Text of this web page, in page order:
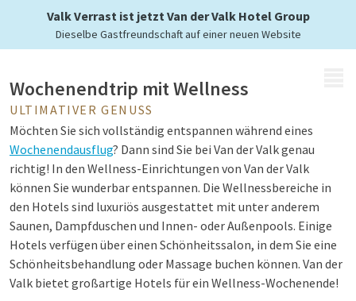
Valk Verrast ist jetzt Van der Valk Hotel Group
Dieselbe Gastfreundschaft auf einer neuen Website
Wellness
Wochenendtrip mit Wellness
ULTIMATIVER GENUSS
Möchten Sie sich vollständig entspannen während eines
Wochenendausflug? Dann sind Sie bei Van der Valk genau
richtig! In den Wellness-Einrichtungen von Van der Valk
können Sie wunderbar entspannen. Die Wellnessbereiche in
den Hotels sind luxuriös ausgestattet mit unter anderem
Saunen, Dampfduschen und Innen- oder Außenpools. Einige
Hotels verfügen über einen Schönheitssalon, in dem Sie eine
Schönheitsbehandlung oder Massage buchen können. Van der
Valk bietet großartige Hotels für ein Wellness-Wochenende!